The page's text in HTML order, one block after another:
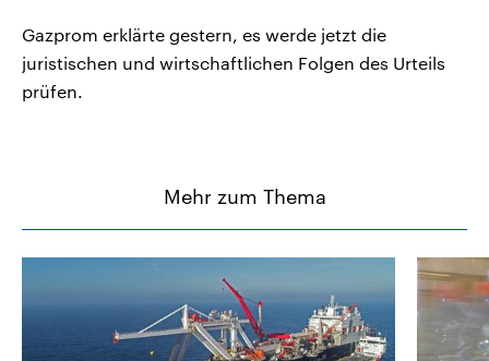
Gazprom erklärte gestern, es werde jetzt die
juristischen und wirtschaftlichen Folgen des Urteils
prüfen.
Mehr zum Thema